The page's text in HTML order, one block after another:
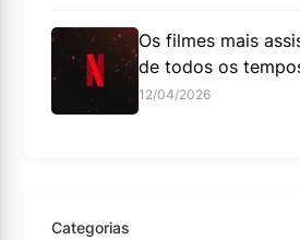
Os filmes mais
de todos os
12/04/2026
Categorias